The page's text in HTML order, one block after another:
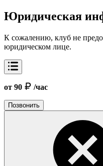
Юридическая
К сожалению, клуб не
юридическом лице.
от 90 /час
Позвонить